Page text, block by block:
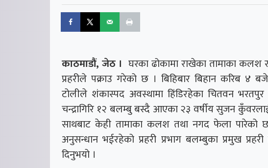
काठमाडौं, जेठ । घरका ढोकामा राखेका तामाका कलश
प्रहरीले पक्राउ गरेको छ । बिहिबार बिहान करिब ४
टोलीले शंकास्पद अवस्थामा हिंडिरहेका चितवन
चन्द्रागिरि १२ बलम्बु बस्दै आएका २३ वर्षीय सुजन
साथबाट केही तामाका कलश तथा नगद फेला पारेको छ
अनुसन्धान भईरहेको प्रहरी प्रभाग बलम्बुका प्रमुख प्रहरी
दिनुभयो ।